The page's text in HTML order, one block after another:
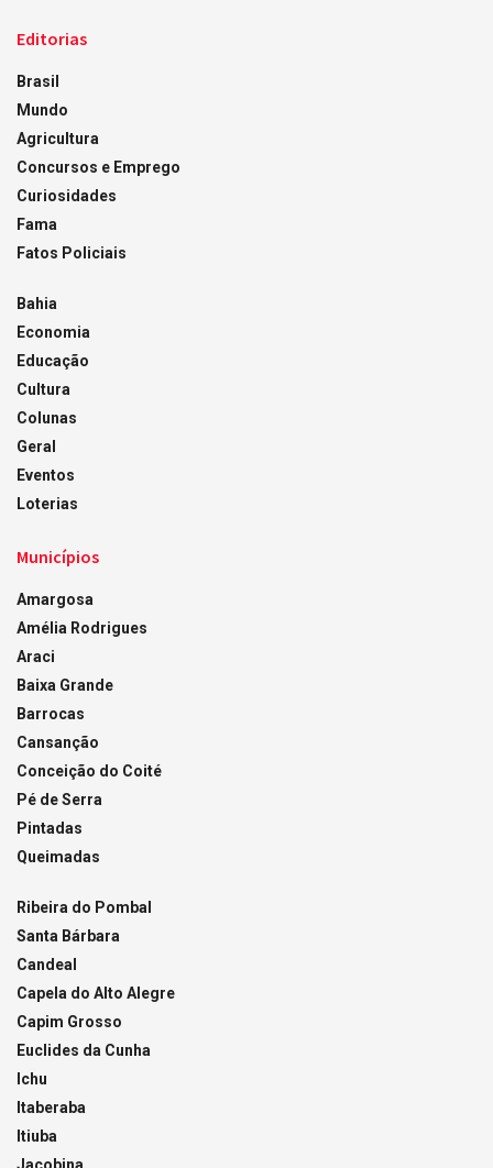
Editorias
Brasil
Mundo
Agricultura
Concursos e Emprego
Curiosidades
Fama
Fatos Policiais
Bahia
Economia
Educação
Cultura
Colunas
Geral
Eventos
Loterias
Municípios
Amargosa
Amélia Rodrigues
Araci
Baixa Grande
Barrocas
Cansanção
Conceição do Coité
Pé de Serra
Pintadas
Queimadas
Ribeira do Pombal
Santa Bárbara
Candeal
Capela do Alto Alegre
Capim Grosso
Euclides da Cunha
Ichu
Itaberaba
Itiuba
Jacobina